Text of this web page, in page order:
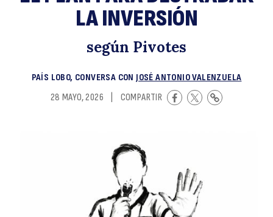
LA INVERSIÓN
según Pivotes
PAÍS LOBO, CONVERSA CONJOSÉ ANTONIO VALENZUELA
28 MAYO, 2026
COMPARTIR